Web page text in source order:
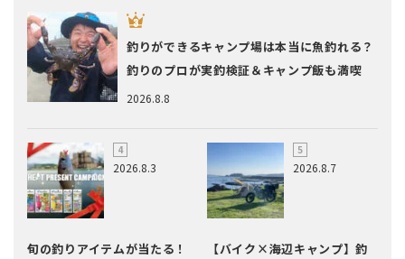
2026.8.8
釣りができるキャンプ場は本当に魚釣れる？
釣りのプロが実釣検証＆キャンプ飯も満喫
2026.8.3
旬の釣りアイテムが当たる！
2026.8.7
【バイク×海辺キャンプ】釣